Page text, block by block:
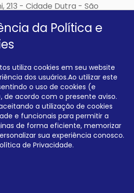
213 - Cidade Dutra - São
Compre na
MCA Virtual!
nas redes sociais!
DE FRIOS E LATICÍNIOS EIRELI CNPJ:
ESTADUAL: 112.576.117.113
da Política e
utiliza cookies em seu website
dos usuários.Ao utilizar este
o uso de cookies (e
de acordo com o presente aviso.
a utilização de cookies
e funcionais para permitir a
de forma eficiente, memorizar
sua experiência conosco.
de Privacidade.